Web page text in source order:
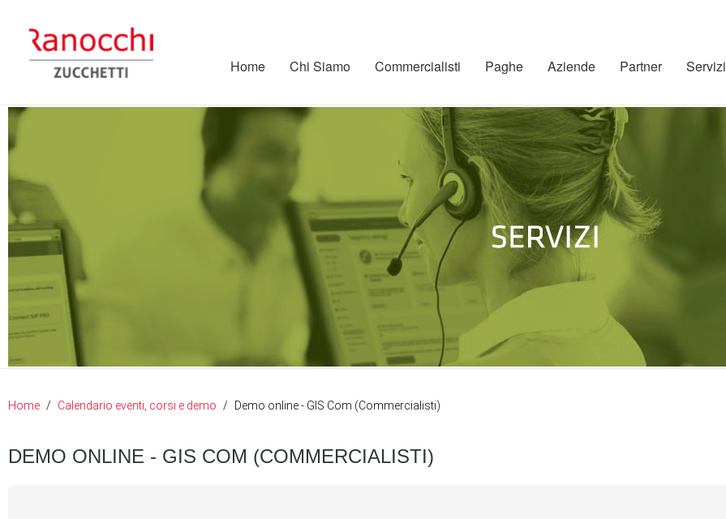
Home Chi Siamo Commercialisti Paghe Aziende Partner Servizi
Home Calendario eventi, corsi e demo Demo online - GIS Com (Commercialisti)
DEMO ONLINE - GIS COM (COMMERCIALISTI)